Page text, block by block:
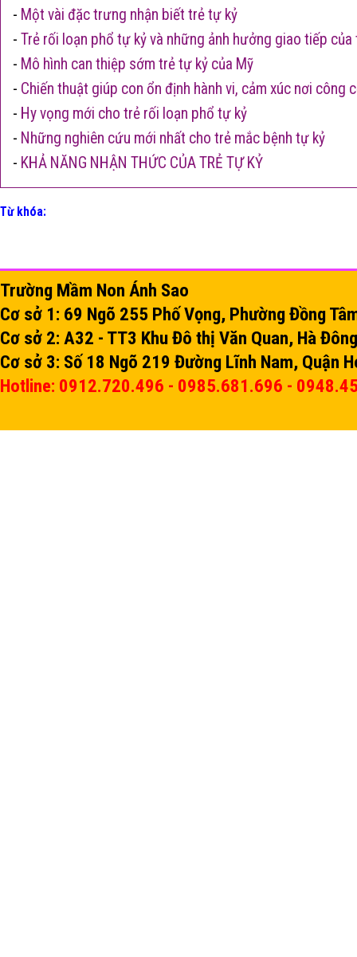
- Một vài đặc trưng nhận biết trẻ tự kỷ
- Trẻ rối loạn phổ tự kỷ và những ảnh hưởng giao tiếp của
- Mô hình can thiệp sớm trẻ tự kỷ của Mỹ
- Chiến thuật giúp con ổn định hành vi, cảm xúc nơi công
- Hy vọng mới cho trẻ rối loạn phổ tự kỷ
- Những nghiên cứu mới nhất cho trẻ mắc bệnh tự kỷ
- KHẢ NĂNG NHẬN THỨC CỦA TRẺ TỰ KỶ
Từ khóa:
Trường Mầm Non Ánh Sao
Cơ sở 1: 69 Ngõ 255 Phố Vọng, Phường Đồng
Cơ sở 2: A32 - TT3 Khu Đô thị Văn Quan, Hà
Cơ sở 3: Số 18 Ngõ 219 Đường Lĩnh Nam, Quận
Hotline: 0912.720.496 - 0985.681.696 -